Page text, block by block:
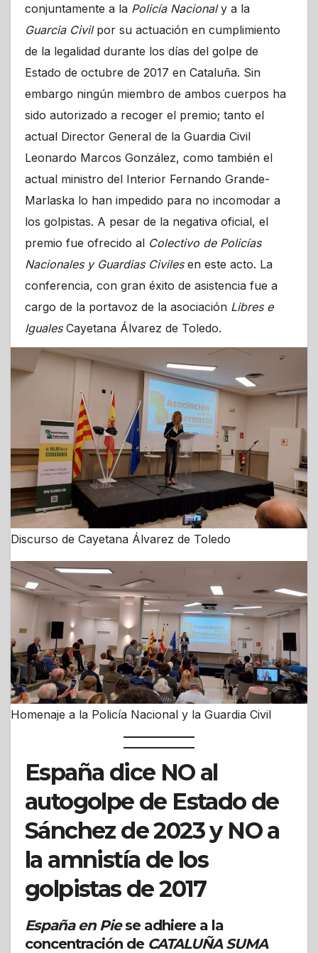
conjuntamente a la Policía Nacionaly a la
Guarcia Civilpor su actuación en cumplimiento
de la legalidad durante los días del golpe de
Estado de octubre de 2017 en Cataluña. Sin
embargo ningún miembro de ambos cuerpos ha
sido autorizado a recoger el premio; tanto el
actual Director General de la Guardia Civil
Leonardo Marcos González, como también el
actual ministro del Interior Fernando Grande-
Marlaska lo han impedido para no incomodar a
los golpistas. A pesar de la negativa oficial, el
premio fue ofrecido al Colectivo de Policías
Nacionales y Guardias Civilesen este acto. La
conferencia, con gran éxito de asistencia fue a
cargo de la portavoz de la asociación Libres e
IgualesCayetana Álvarez de Toledo.
Discurso de Cayetana Álvarez de Toledo
Homenaje a la Policía Nacional y la Guardia Civil
España dice NO al
autogolpe de Estado de
Sánchez de 2023 y NO a
la amnistía de los
golpistas de 2017
España en Piese adhiere a la
concentración de CATALUÑA SUMA